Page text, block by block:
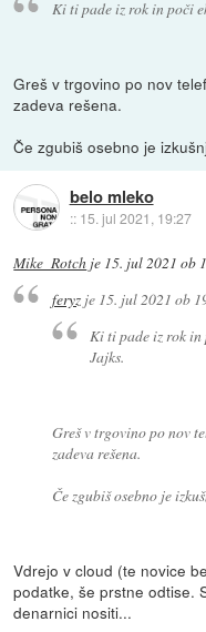
Ki ti pade iz rok in poči
Greš v trgovino po nov
zadeva rešena.
Če zgubiš osebno je
belo mleko
:: 15. jul 2021, 19:27
Mike_Rotch je 15. jul 2021 ob
feryzje 15. jul 2021 ob
Ki ti pade iz rok
Jajks.
Greš v trgovino po nov
zadeva rešena.
Če zgubiš osebno je
Vdrejo v cloud (te novice
podatke, še prstne odtise.
denarnici nositi...